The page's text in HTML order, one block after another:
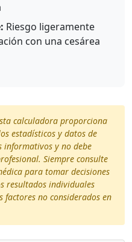
Riesgo ligeramente
con una cesárea
calculadora proporciona
estadísticos y datos de
informativos y no debe
Siempre consulte
para tomar decisiones
resultados individuales
factores no considerados en